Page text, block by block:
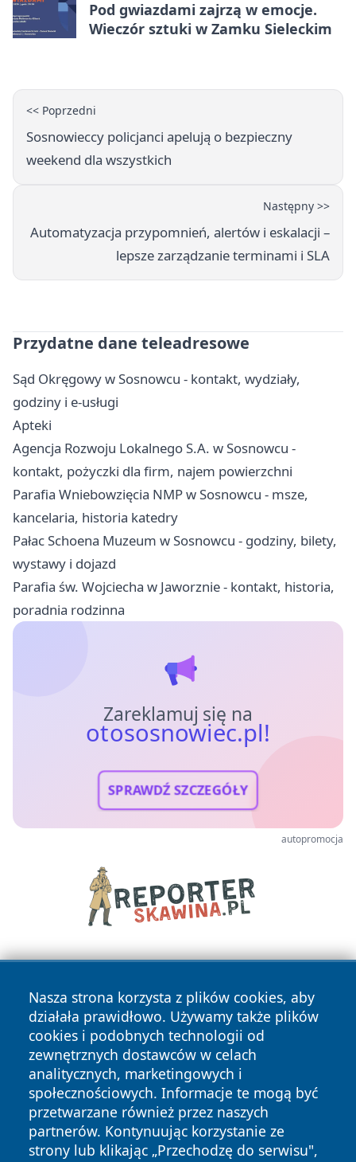
Pod gwiazdami zajrzą w emocje.
Wieczór sztuki w Zamku Sieleckim
<< Poprzedni
Sosnowieccy policjanci apelują o bezpieczny
weekend dla wszystkich
Następny >>
Automatyzacja przypomnień, alertów i eskalacji –
lepsze zarządzanie terminami i SLA
Przydatne dane teleadresowe
Sąd Okręgowy w Sosnowcu - kontakt, wydziały,
godziny i e-usługi
Apteki
Agencja Rozwoju Lokalnego S.A. w Sosnowcu -
kontakt, pożyczki dla firm, najem powierzchni
Parafia Wniebowzięcia NMP w Sosnowcu - msze,
kancelaria, historia katedry
Pałac Schoena Muzeum w Sosnowcu - godziny, bilety,
wystawy i dojazd
Parafia św. Wojciecha w Jaworznie - kontakt, historia,
poradnia rodzinna
Zareklamuj się na
otososnowiec.pl!
SPRAWDŹ SZCZEGÓŁY
autopromocja
Nasza strona korzysta z plików cookies, aby
działała prawidłowo. Używamy także plików
cookies i podobnych technologii od
zewnętrznych dostawców w celach
analitycznych, marketingowych i
społecznościowych. Informacje te mogą być
przetwarzane również przez naszych
partnerów. Kontynuując korzystanie ze
strony lub klikając „Przechodzę do serwisu",
Copyright © 2026 otososnowiec.pl Wszystkie prawa
zastrzeżone.
News Autorzy
Polityka
Prywatności
Polityka
Cookies